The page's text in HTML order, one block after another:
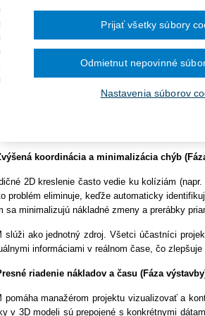
žiadostí o dotácie
pre zhotovenie analýzy
dunajského
November 2024
Október 2024
September 2024
August 2024
Máj 2024
2023
November 2023
Október 2023
September 2023
sektora v strednej Európe. Kým
prostredníctvom medzinárodných
niektorých zákonov v z. n. p. (ďalej
využitie BIM prostredníctvom
Tento článok poskytuje porovnanie týchto
centralizáciu správy informácií a
hovoríme o BIM, treba uviesť, že hlavný
správu a údržbu. BIM nie je len o 3D
na tri kľúčové oblasti: efektivita počas
koordinácia a minimalizácia chýb
2D kreslenie často vedie ku kolíziám
problém eliminuje, keďže automaticky
sa minimalizujú nákladné zmeny a prerábky
slúži ako jednotný zdroj. Všetci účastníci
informáciami v reálnom čase, čo zlepšuje
riadenie nákladov a času (Fáza
pomáha manažérom projektu vizualizovať a
v 3D modeli sú prepojené s konkrétnymi
Nastavenia súborov
Odmietnut nepovinné
Prijať všetky súbory